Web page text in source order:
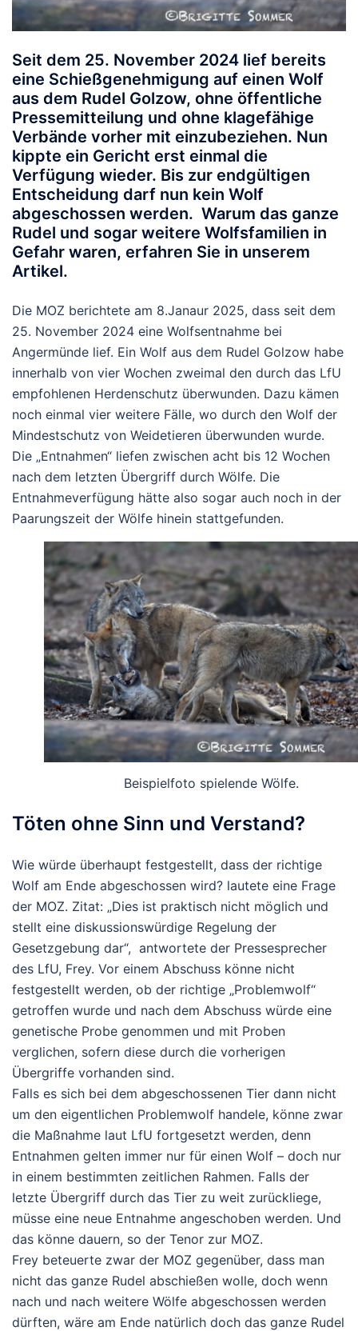
Seit dem 25. November 2024 lief bereits
eine Schießgenehmigung auf einen Wolf
aus dem Rudel Golzow, ohne öffentliche
Pressemitteilung und ohne klagefähige
Verbände vorher mit einzubeziehen. Nun
kippte ein Gericht erst einmal die
Verfügung wieder. Bis zur endgültigen
Entscheidung darf nun kein Wolf
abgeschossen werden. Warum das ganze
Rudel und sogar weitere Wolfsfamilien in
Gefahr waren, erfahren Sie in unserem
Artikel.
Die MOZ berichtete am 8.Janaur 2025, dass seit dem
25. November 2024 eine Wolfsentnahme bei
Angermünde lief. Ein Wolf aus dem Rudel Golzow habe
innerhalb von vier Wochen zweimal den durch das LfU
empfohlenen Herdenschutz überwunden. Dazu kämen
noch einmal vier weitere Fälle, wo durch den Wolf der
Mindestschutz von Weidetieren überwunden wurde.
Die „Entnahmen“ liefen zwischen acht bis 12 Wochen
nach dem letzten Übergriff durch Wölfe. Die
Entnahmeverfügung hätte also sogar auch noch in der
Paarungszeit der Wölfe hinein stattgefunden.
Beispielfoto spielende Wölfe.
Töten ohne Sinn und Verstand?
Wie würde überhaupt festgestellt, dass der richtige
Wolf am Ende abgeschossen wird? lautete eine Frage
der MOZ. Zitat: „Dies ist praktisch nicht möglich und
stellt eine diskussionswürdige Regelung der
Gesetzgebung dar“, antwortete der Pressesprecher
des LfU, Frey. Vor einem Abschuss könne nicht
festgestellt werden, ob der richtige „Problemwolf“
getroffen wurde und nach dem Abschuss würde eine
genetische Probe genommen und mit Proben
verglichen, sofern diese durch die vorherigen
Übergriffe vorhanden sind.
Falls es sich bei dem abgeschossenen Tier dann nicht
um den eigentlichen Problemwolf handele, könne zwar
die Maßnahme laut LfU fortgesetzt werden, denn
Entnahmen gelten immer nur für einen Wolf – doch nur
in einem bestimmten zeitlichen Rahmen. Falls der
letzte Übergriff durch das Tier zu weit zurückliege,
müsse eine neue Entnahme angeschoben werden. Und
das könne dauern, so der Tenor zur MOZ.
Frey beteuerte zwar der MOZ gegenüber, dass man
nicht das ganze Rudel abschießen wolle, doch wenn
nach und nach weitere Wölfe abgeschossen werden
dürften, wäre am Ende natürlich doch das ganze Rudel